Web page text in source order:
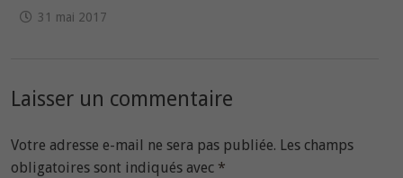
31 mai 2017
Laisser un commentaire
Votre adresse e-mail ne sera pas publiée. Les champs
obligatoires sont indiqués avec *